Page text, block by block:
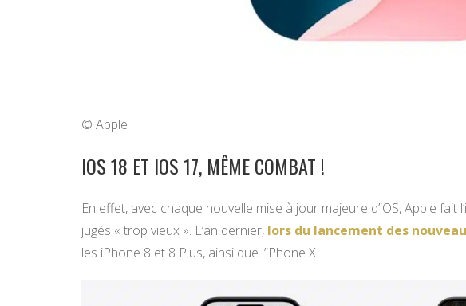
© Apple
IOS 18 ET IOS 17, MÊME COMBAT !
En effet, avec chaque nouvelle mise à jour majeure d’iOS, Apple fait
jugés « trop vieux ». L’an dernier, lors du lancement des
les iPhone 8 et 8 Plus, ainsi que l’iPhone X.